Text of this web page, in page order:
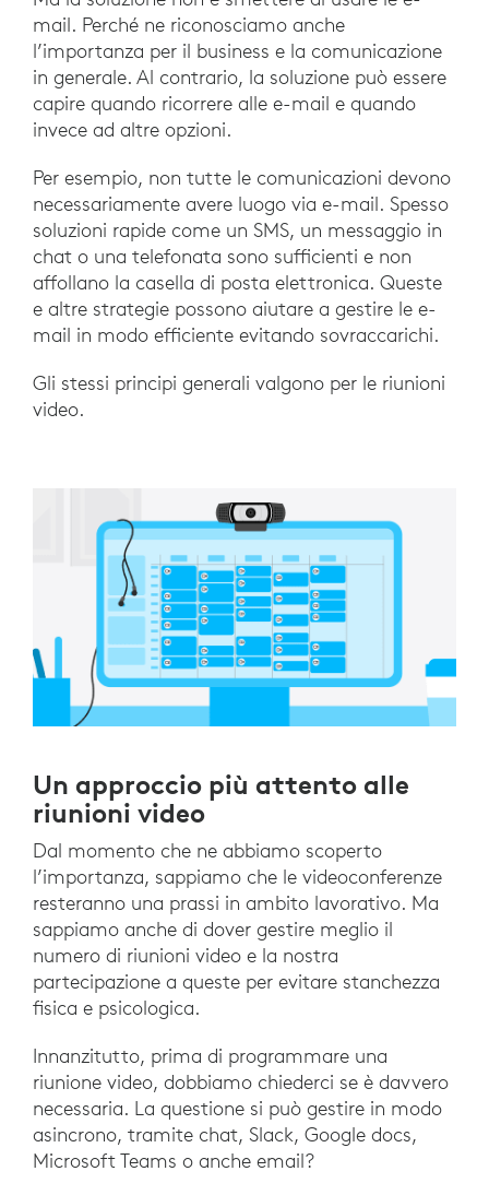
mail. Perché ne riconosciamo anche
l’importanza per il business e la comunicazione
in generale. Al contrario, la soluzione può essere
capire quando ricorrere alle e-mail e quando
invece ad altre opzioni.
Per esempio, non tutte le comunicazioni devono
necessariamente avere luogo via e-mail. Spesso
soluzioni rapide come un SMS, un messaggio in
chat o una telefonata sono sufficienti e non
affollano la casella di posta elettronica. Queste
e altre strategie possono aiutare a gestire le e-
mail in modo efficiente evitando sovraccarichi.
Gli stessi principi generali valgono per le riunioni
video.
Un approccio più attento alle
riunioni video
Dal momento che ne abbiamo scoperto
l’importanza, sappiamo che le videoconferenze
resteranno una prassi in ambito lavorativo. Ma
sappiamo anche di dover gestire meglio il
numero di riunioni video e la nostra
partecipazione a queste per evitare stanchezza
fisica e psicologica.
Innanzitutto, prima di programmare una
riunione video, dobbiamo chiederci se è davvero
necessaria. La questione si può gestire in modo
asincrono, tramite chat, Slack, Google docs,
Microsoft Teams o anche email?